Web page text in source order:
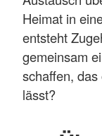
Heimat in
entsteht
gemeinsam
schaffen,
lässt?